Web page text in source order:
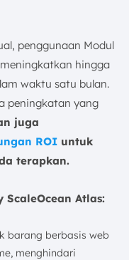
penggunaan Modul
hingga
waktu satu bulan.
peningkatan yang
juga
ROI untuk
terapkan.
Atlas:
barang berbasis web
menghindari